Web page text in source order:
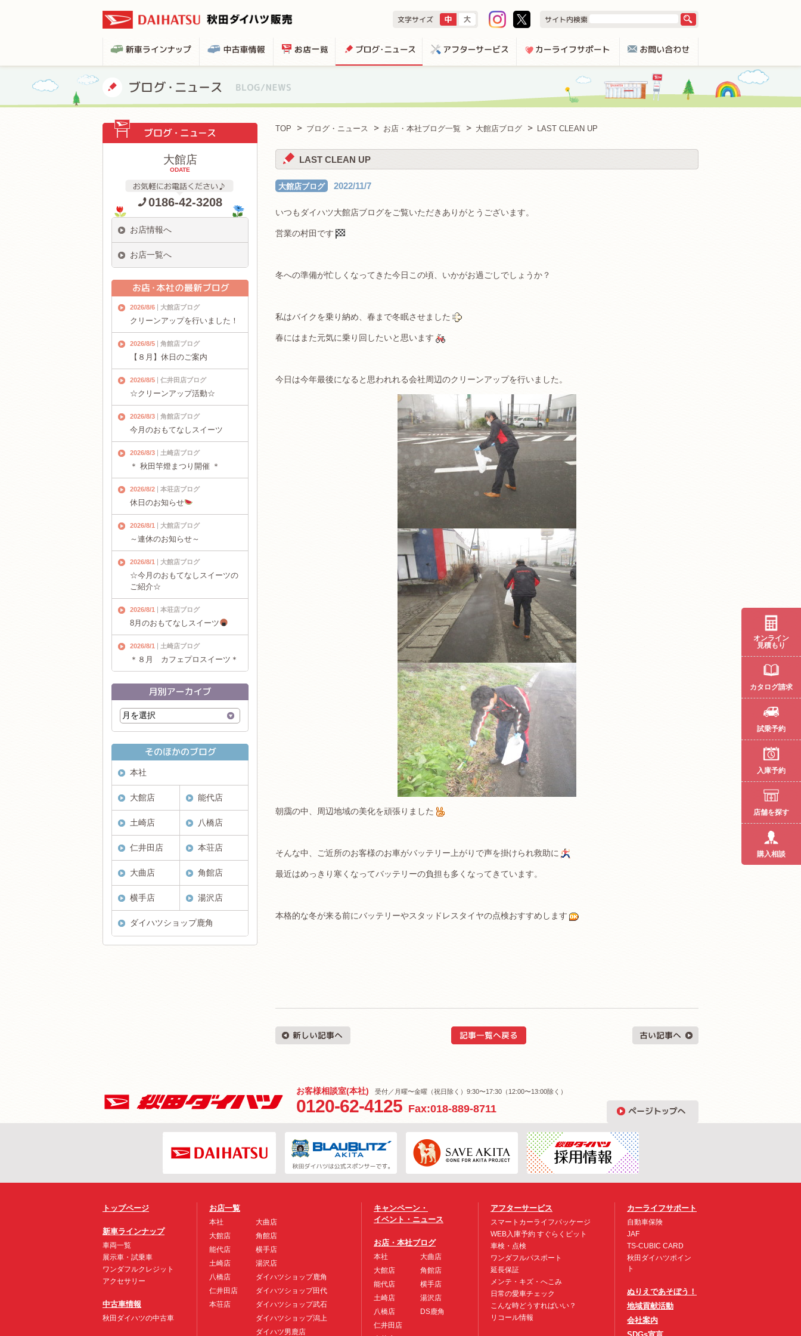
TOP ブログ・ニュース お店・本社ブログ一覧 大館店ブログ LAST CLEAN UP
LAST CLEAN UP
大館店ブログ 2022/11/7
いつもダイハツ大館店ブログをご覧いただきありがとうございます。
営業の村田です
冬への準備が忙しくなってきた今日この頃、いかがお過ごしでしょうか？
私はバイクを乗り納め、春まで冬眠させました
春にはまた元気に乗り回したいと思います
今日は今年最後になると思われれる会社周辺のクリーンアップを行いました。
朝靄の中、周辺地域の美化を頑張りました
そんな中、ご近所のお客様のお車がバッテリー上がりで声を掛けられ救助に
最近はめっきり寒くなってバッテリーの負担も多くなってきています。
本格的な冬が来る前にバッテリーやスタッドレスタイヤの点検おすすめします
大館店
ODATE
0186-42-3208
お店情報へ
お店一覧へ
2026/8/6 大館店ブログ
クリーンアップを行いました！
2026/8/5 角館店ブログ
【８月】休日のご案内
2026/8/5 仁井田店ブログ
☆クリーンアップ活動☆
2026/8/3 角館店ブログ
今月のおもてなしスイーツ
2026/8/3 土崎店ブログ
＊ 秋田竿燈まつり開催 ＊
2026/8/2 本荘店ブログ
休日のお知らせ
2026/8/1 大館店ブログ
～連休のお知らせ～
2026/8/1 大館店ブログ
☆今月のおもてなしスイーツの
ご紹介☆
2026/8/1 本荘店ブログ
8月のおもてなしスイーツ
2026/8/1 土崎店ブログ
＊８月 カフェプロスイーツ＊
本社
大館店 能代店
土崎店 八橋店
仁井田店 本荘店
大曲店 角館店
横手店 湯沢店
ダイハツショップ鹿角
お客様相談室(本社) 受付／月曜〜金曜（祝日除く）9:30〜17:30（12:00〜13:00除く）
0120-62-4125 Fax:018-889-8711
トップページ
新車ラインナップ
車両一覧
展示車・試乗車
ワンダフルクレジット
アクセサリー
中古車情報
秋田ダイハツの中古車
お店一覧
本社
大館店
能代店
土崎店
八橋店
仁井田店
本荘店
大曲店
角館店
横手店
湯沢店
ダイハツショップ鹿角
ダイハツショップ田代
ダイハツショップ武石
ダイハツショップ潟上
ダイハツ男鹿店
キャンペーン・
イベント・ニュース
お店・本社ブログ
本社
大館店
能代店
土崎店
八橋店
仁井田店
大曲店
角館店
横手店
湯沢店
DS鹿角
アフターサービス
スマートカーライフパッケージ
WEB入庫予約 すぐらくピット
車検・点検
ワンダフルパスポート
延長保証
メンテ・キズ・へこみ
日常の愛車チェック
こんな時どうすればいい？
リコール情報
カーライフサポート
自動車保険
JAF
TS-CUBIC CARD
秋田ダイハツポイン
ト
ぬりえであそぼう！
地域貢献活動
会社案内
オンライン
見積もり
カタログ請求
試乗予約
入庫予約
店舗を探す
購入相談